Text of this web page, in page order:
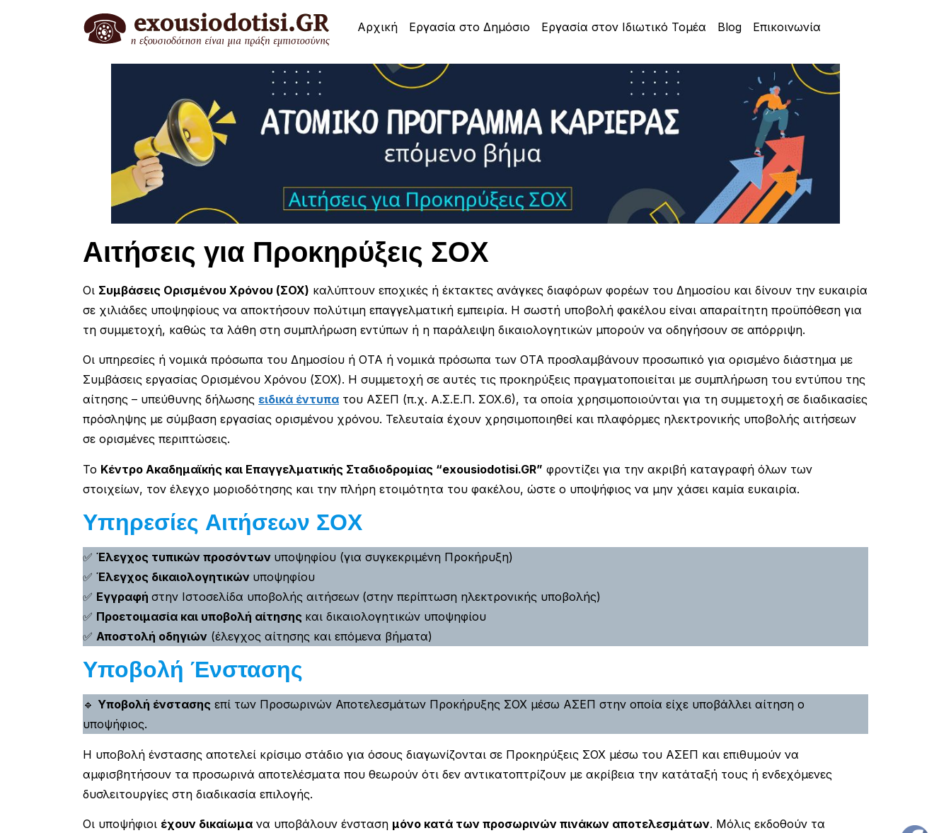
Αρχική Εργασία στο Δημόσιο Εργασία στον Ιδιωτικό Τομέα Blog Επικοινωνία
Αιτήσεις για Προκηρύξεις ΣΟΧ
Οι Συμβάσεις Ορισμένου Χρόνου (ΣΟΧ) καλύπτουν εποχικές ή έκτακτες ανάγκες διαφόρων φορέων του Δημοσίου και δίνουν την ευκαιρία
σε χιλιάδες υποψηφίους να αποκτήσουν πολύτιμη επαγγελματική εμπειρία. Η σωστή υποβολή φακέλου είναι απαραίτητη προϋπόθεση για
τη συμμετοχή, καθώς τα λάθη στη συμπλήρωση εντύπων ή η παράλειψη δικαιολογητικών μπορούν να οδηγήσουν σε απόρριψη.
Οι υπηρεσίες ή νομικά πρόσωπα του Δημοσίου ή ΟΤΑ ή νομικά πρόσωπα των ΟΤΑ προσλαμβάνουν προσωπικό για ορισμένο διάστημα με
Συμβάσεις εργασίας Ορισμένου Χρόνου (ΣΟΧ). Η συμμετοχή σε αυτές τις προκηρύξεις πραγματοποιείται με συμπλήρωση του εντύπου της
αίτησης – υπεύθυνης δήλωσης ειδικά έντυπα του ΑΣΕΠ (π.χ. Α.Σ.Ε.Π. ΣΟΧ.6), τα οποία χρησιμοποιούνται για τη συμμετοχή σε διαδικασίες
πρόσληψης με σύμβαση εργασίας ορισμένου χρόνου. Τελευταία έχουν χρησιμοποιηθεί και πλαφόρμες ηλεκτρονικής υποβολής αιτήσεων
σε ορισμένες περιπτώσεις.
Το Κέντρο Ακαδημαϊκής και Επαγγελματικής Σταδιοδρομίας “exousiodotisi.GR” φροντίζει για την ακριβή καταγραφή όλων των
στοιχείων, τον έλεγχο μοριοδότησης και την πλήρη ετοιμότητα του φακέλου, ώστε ο υποψήφιος να μην χάσει καμία ευκαιρία.
Υπηρεσίες Αιτήσεων ΣΟΧ
✅ Έλεγχος τυπικών προσόντων υποψηφίου (για συγκεκριμένη Προκήρυξη)
✅ Έλεγχος δικαιολογητικών υποψηφίου
✅ Εγγραφή στην Ιστοσελίδα υποβολής αιτήσεων (στην περίπτωση ηλεκτρονικής υποβολής)
✅ Προετοιμασία και υποβολή αίτησης και δικαιολογητικών υποψηφίου
✅ Αποστολή οδηγιών (έλεγχος αίτησης και επόμενα βήματα)
Υποβολή Ένστασης
🔹 Υποβολή ένστασης επί των Προσωρινών Αποτελεσμάτων Προκήρυξης ΣΟΧ μέσω ΑΣΕΠ στην οποία είχε υποβάλλει αίτηση ο
υποψήφιος.
Η υποβολή ένστασης αποτελεί κρίσιμο στάδιο για όσους διαγωνίζονται σε Προκηρύξεις ΣΟΧ μέσω του ΑΣΕΠ και επιθυμούν να
αμφισβητήσουν τα προσωρινά αποτελέσματα που θεωρούν ότι δεν αντικατοπτρίζουν με ακρίβεια την κατάταξή τους ή ενδεχόμενες
δυσλειτουργίες στη διαδικασία επιλογής.
Οι υποψήφιοι έχουν δικαίωμα να υποβάλουν ένσταση μόνο κατά των προσωρινών πινάκων αποτελεσμάτων. Μόλις εκδοθούν τα